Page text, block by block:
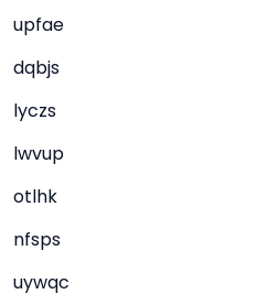
upfae
dqbjs
lyczs
lwvup
otlhk
nfsps
uywqc